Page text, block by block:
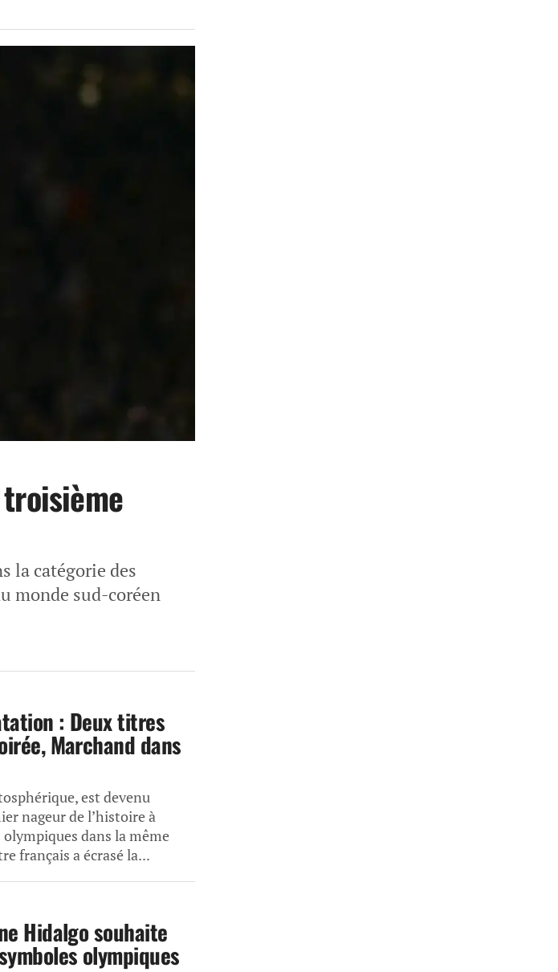
la catégorie des
monde sud-coréen
: Deux titres
Marchand dans
est devenu
nageur de l’histoire à
dans la même
français a écrasé la...
Hidalgo souhaite
olympiques